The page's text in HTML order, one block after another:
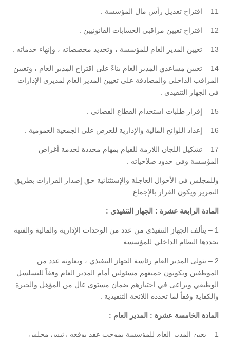
11 – اقتراح تعديل رأس مال المؤسسة .
12 – اقتراح تعيين مراقبي الحسابات القانونيين .
13 – تعيين المدير العام للمؤسسة ، وتحديد مخصصاته ، وإنهاء خدماته .
14 – تعيين مساعدي المدير العام بناءً على اقتراح المدير العام ، وتعيين
المراقب الداخلي والمصادقة على تعيين المدير العام لمديري الإدارات
في الجهاز التنفيذي .
15 – إقرار طلبات استخدام القطاع الفضائي .
16 – إعداد اللوائح المالية والإدارية للعرض على الجمعية العمومية .
17 – تشكيل اللجان اللازمة للقيام بمهام محددة لخدمة أغراض
المؤسسة وفي حدود صلاحياته .
وللمجلس في الأحوال العاجلة والإستثنائية حق إصدار القرارات بطريق
التمرير ويكون القرار بالإجماع .
المادة الرابعة عشرة : الجهاز التنفيذي :
1 – يتألف الجهاز التنفيذي من عدد من الوحدات الإدارية والمالية والفنية
يحددها النظام الداخلي للمؤسسة .
2 – يتولى المدير العام رئاسة الجهاز التنفيذي ، ويعاونه عدد من
الموظفين ويكونون جميعهم مسئولين أمام المدير العام وفقاً للتسلسل
الوظيفي ويراعى في اختيارهم ضمان مستوى عال من المؤهل والخبرة
والكفاية وفقاً لما تحدده اللائحة التنفيذية .
المادة الخامسة عشرة : المدير العام :
1 – يعين المدير العام للمؤسسة بموجب عقد يوقعه رئيس مجلس